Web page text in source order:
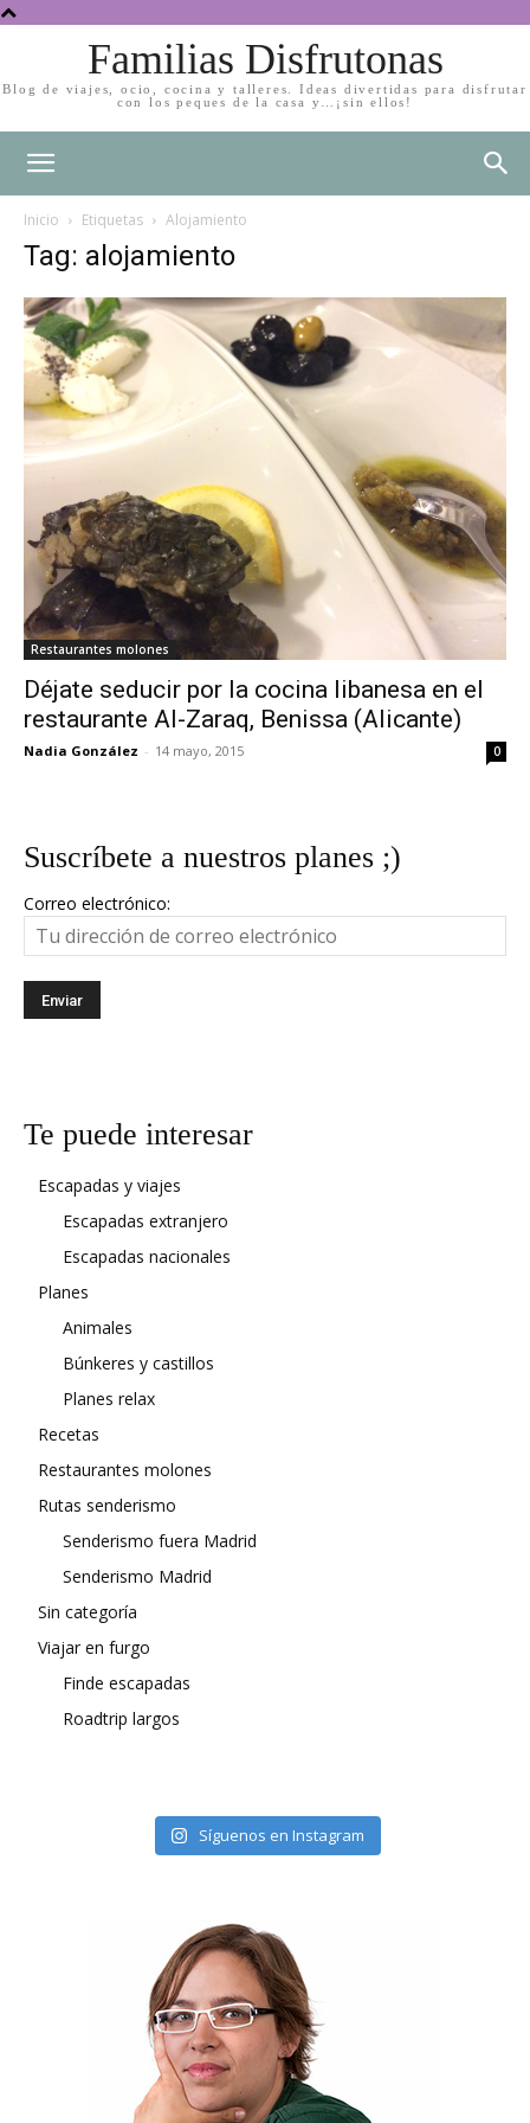
Familias Disfrutonas
Blog de viajes, ocio, cocina y talleres. Ideas divertidas para disfrutar
con los peques de la casa y…¡sin ellos!
Inicio Etiquetas Alojamiento
Tag: alojamiento
Restaurantes molones
Déjate seducir por la cocina libanesa en el
restaurante Al-Zaraq, Benissa (Alicante)
Nadia González - 14 mayo, 2015 0
Suscríbete a nuestros planes ;)
Correo electrónico:
Te puede interesar
Escapadas y viajes
Escapadas extranjero
Escapadas nacionales
Planes
Animales
Búnkeres y castillos
Planes relax
Recetas
Restaurantes molones
Rutas senderismo
Senderismo fuera Madrid
Senderismo Madrid
Sin categoría
Viajar en furgo
Finde escapadas
Roadtrip largos
Síguenos en Instagram